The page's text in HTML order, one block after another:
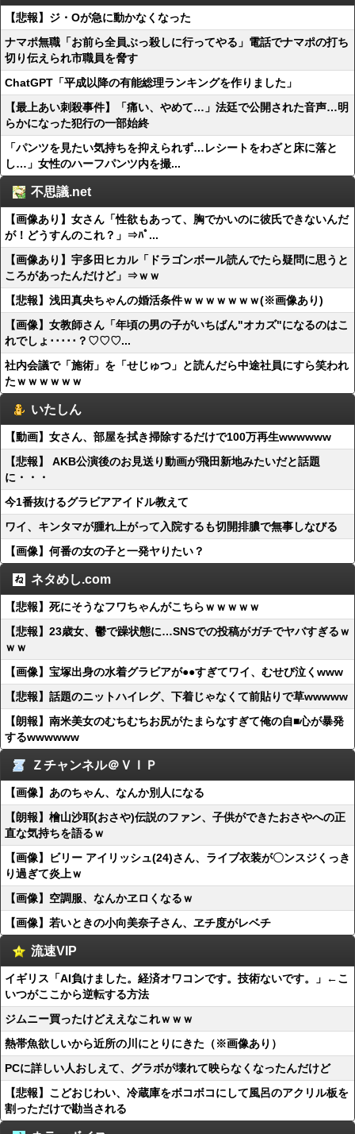
【悲報】ジ・Oが急に動かなくなった
ナマポ無職「お前ら全員ぶっ殺しに行ってやる」電話でナマポの打ち
切り伝えられ市職員を脅す
ChatGPT「平成以降の有能総理ランキングを作りました」
【最上あい刺殺事件】「痛い、やめて…」法廷で公開された音声…明
らかになった犯行の一部始終
「パンツを見たい気持ちを抑えられず…レシートをわざと床に落と
し…」女性のハーフパンツ内を撮...
不思議.net
【画像あり】女さん「性欲もあって、胸でかいのに彼氏できないんだ
が！どうすんのこれ？」⇒ﾊﾟ...
【画像あり】宇多田ヒカル「ドラゴンボール読んでたら疑問に思うと
ころがあったんだけど」⇒ｗｗ
【悲報】浅田真央ちゃんの婚活条件ｗｗｗｗｗｗｗ(※画像あり)
【画像】女教師さん「年頃の男の子がいちばん"オカズ"になるのはこ
れでしょ･････？♡♡♡...
社内会議で「施術」を「せじゅつ」と読んだら中途社員にすら笑われ
たｗｗｗｗｗｗ
いたしん
【動画】女さん、部屋を拭き掃除するだけで100万再生wwwwww
【悲報】 AKB公演後のお見送り動画が飛田新地みたいだと話題
に・・・
今1番抜けるグラビアアイドル教えて
ワイ、キンタマが腫れ上がって入院するも切開排膿で無事しなびる
【画像】何番の女の子と一発ヤりたい？
ネタめし.com
【悲報】死にそうなフワちゃんがこちらｗｗｗｗｗ
【悲報】23歳女、鬱で躁状態に…SNSでの投稿がガチでヤバすぎるｗ
ｗｗ
【画像】宝塚出身の水着グラビアが●●すぎてワイ、むせび泣くwww
【悲報】話題のニットハイレグ、下着じゃなくて前貼りで草wwwww
【朗報】南米美女のむちむちお尻がたまらなすぎて俺の自■心が暴発
するwwwwww
Ｚチャンネル＠ＶＩＰ
【画像】あのちゃん、なんか別人になる
【朗報】檜山沙耶(おさや)伝説のファン、子供ができたおさやへの正
直な気持ちを語るｗ
【画像】ビリー アイリッシュ(24)さん、ライブ衣装が〇ンスジくっき
り過ぎて炎上ｗ
【画像】空調服、なんかヱロくなるｗ
【画像】若いときの小向美奈子さん、ヱチ度がレベチ
流速VIP
イギリス「AI負けました。経済オワコンです。技術ないです。」←こ
いつがここから逆転する方法
ジムニー買ったけどええなこれｗｗｗ
熱帯魚欲しいから近所の川にとりにきた（※画像あり）
PCに詳しい人おしえて、グラボが壊れて映らなくなったんだけど
【悲報】こどおじわい、冷蔵庫をボコボコにして風呂のアクリル板を
割っただけで勘当される